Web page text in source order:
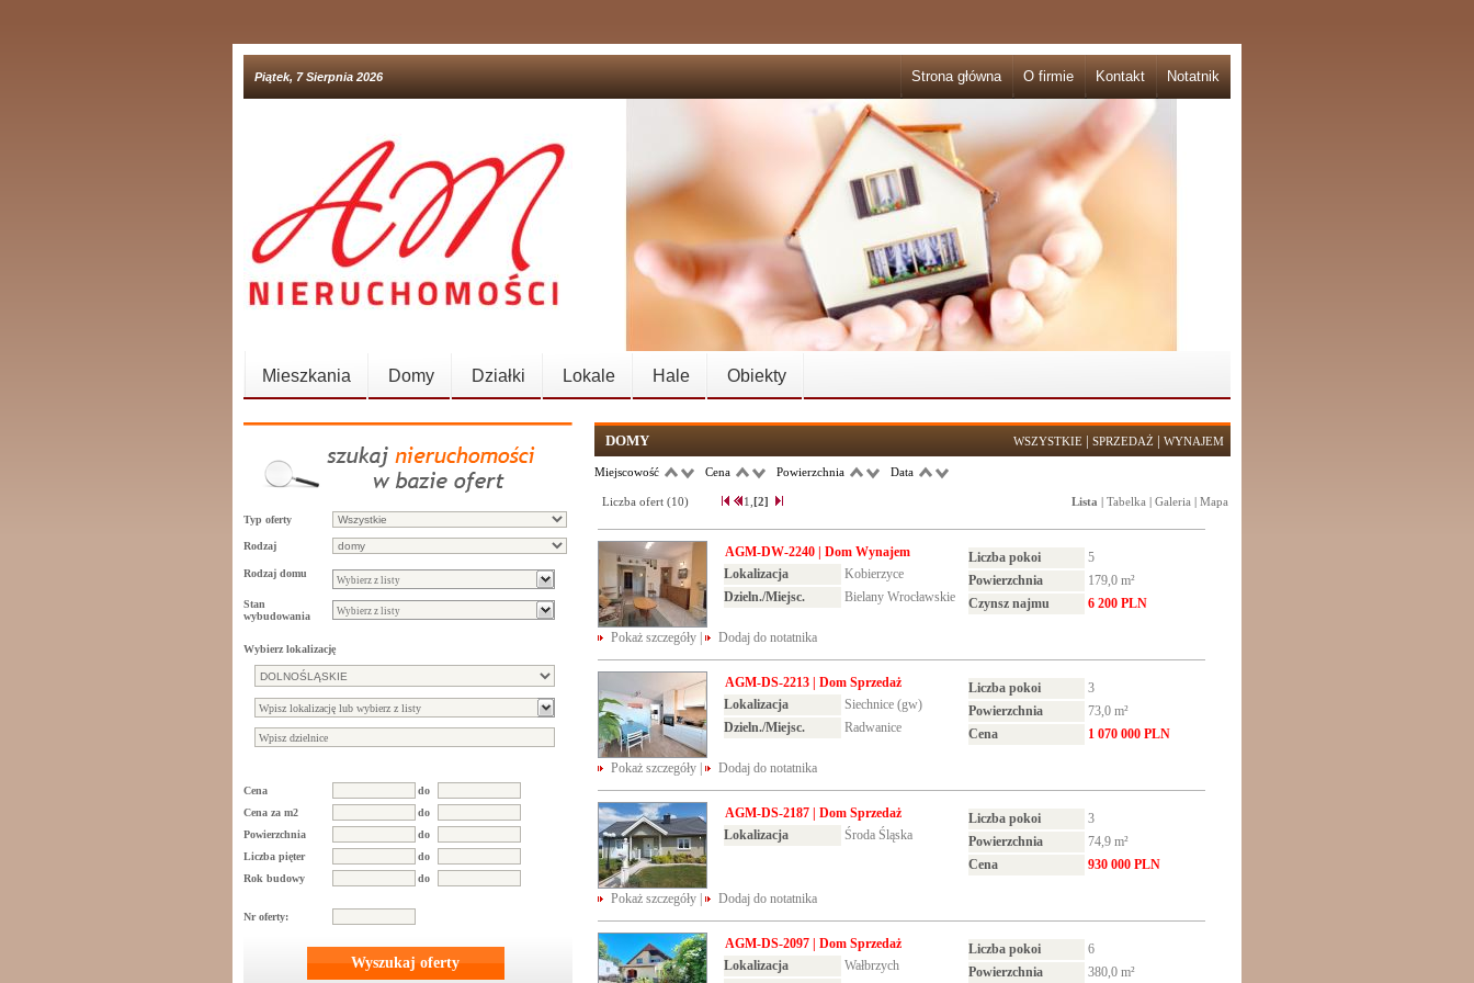
Piątek, 7 Sierpnia 2026 Strona główna O firmie Kontakt Notatnik
Mieszkania Domy Działki Lokale Hale Obiekty
Typ oferty
Rodzaj
Rodzaj domu
Stan
wybudowania
Wybierz lokalizację
Cena
do
Cena za m2
do
Powierzchnia
do
Liczba pięter
do
Rok budowy
do
Nr oferty:
Wyszukaj oferty
DOMY WSZYSTKIE | SPRZEDAŻ | WYNAJEM
Miejscowość Cena Powierzchnia Data
Liczba ofert (10) 1, [2] Lista | Tabelka | Galeria | Mapa
AGM-DW-2240 | Dom Wynajem
Lokalizacja
Kobierzyce
Dzieln./Miejsc.
Bielany Wrocławskie
Liczba pokoi
5
Powierzchnia
179,0 m²
Czynsz najmu
6 200 PLN
Pokaż szczegóły Dodaj do notatnika
AGM-DS-2213 | Dom Sprzedaż
Lokalizacja
Siechnice (gw)
Dzieln./Miejsc.
Radwanice
Liczba pokoi
3
Powierzchnia
73,0 m²
Cena
1 070 000 PLN
Pokaż szczegóły Dodaj do notatnika
AGM-DS-2187 | Dom Sprzedaż
Lokalizacja
Środa Śląska
Liczba pokoi
3
Powierzchnia
74,9 m²
Cena
930 000 PLN
Pokaż szczegóły Dodaj do notatnika
AGM-DS-2097 | Dom Sprzedaż
Lokalizacja
Wałbrzych
Liczba pokoi
6
Powierzchnia
380,0 m²